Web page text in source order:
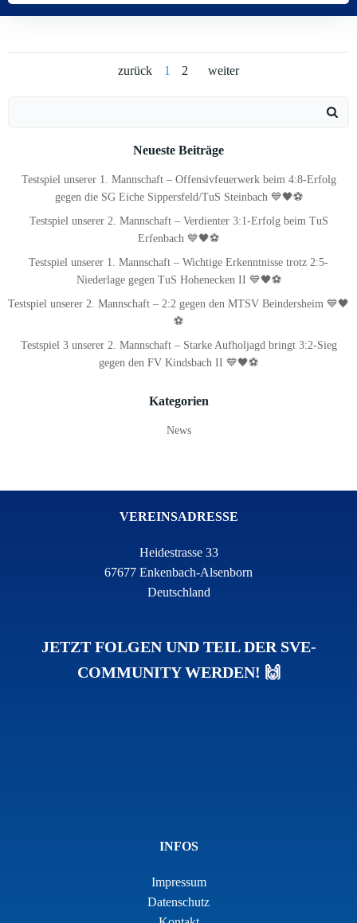
Posts
zurück
Posts
Page
1 Page
2
Posts
navigation
weiter
Neueste Beiträge
Testspiel unserer 1. Mannschaft – Offensivfeuerwerk beim 4:8-Erfolg
gegen die SG Eiche Sippersfeld/TuS Steinbach 💙🖤⚽
Testspiel unserer 2. Mannschaft – Verdienter 3:1-Erfolg beim TuS
Erfenbach 💙🖤⚽
Testspiel unserer 1. Mannschaft – Wichtige Erkenntnisse trotz 2:5-
Niederlage gegen TuS Hohenecken II 💙🖤⚽
Testspiel unserer 2. Mannschaft – 2:2 gegen den MTSV Beindersheim 💙🖤
⚽
Testspiel 3 unserer 2. Mannschaft – Starke Aufholjagd bringt 3:2-Sieg
gegen den FV Kindsbach II 💙🖤⚽
Kategorien
News
VEREINSADRESSE
Heidestrasse 33
67677 Enkenbach-Alsenborn
Deutschland
JETZT FOLGEN UND TEIL DER SVE-
COMMUNITY WERDEN! 🙌
INFOS
Impressum
Datenschutz